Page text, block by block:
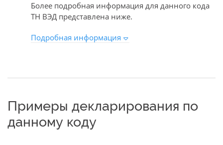
Более подробная информация для данного кода
ТН ВЭД представлена ниже.
Подробная информация
Примеры декларирования по
данному коду